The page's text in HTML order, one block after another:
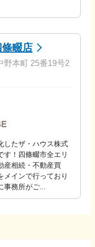
畷店
野本町 25番19号2
したザ・ハウス株式
す！四條畷市全エリ
産相続・不動産買
メインで行っており
務所がご...